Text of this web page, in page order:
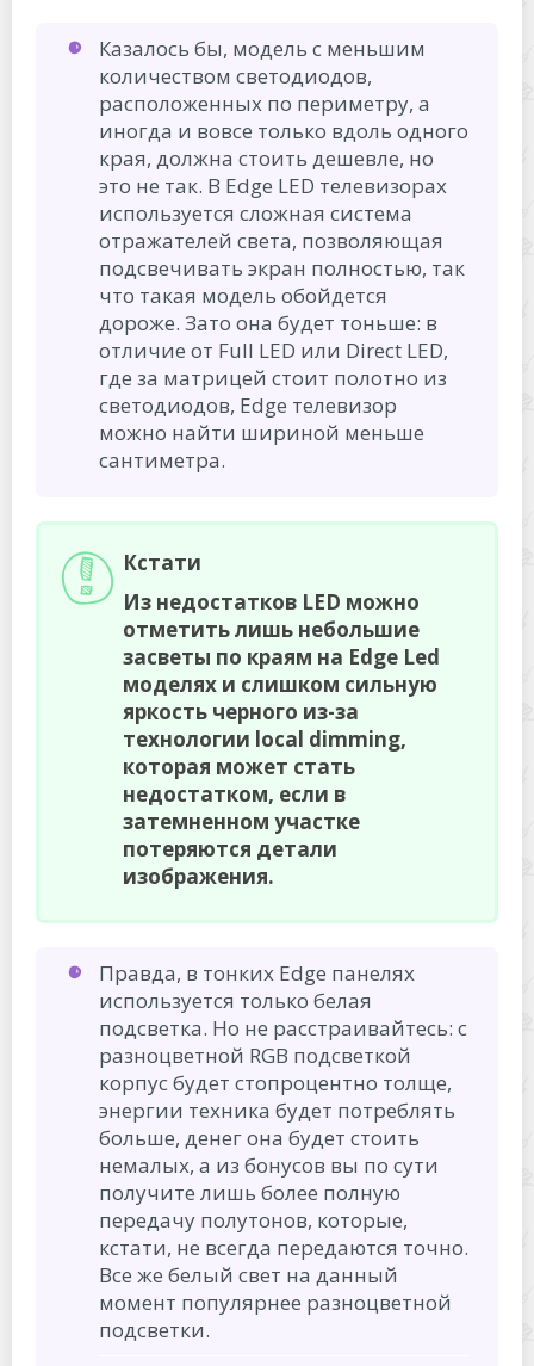
Казалось бы, модель с меньшим
количеством светодиодов,
расположенных по периметру, а
иногда и вовсе только вдоль одного
края, должна стоить дешевле, но
это не так. В Edge LED телевизорах
используется сложная система
отражателей света, позволяющая
подсвечивать экран полностью, так
что такая модель обойдется
дороже. Зато она будет тоньше: в
отличие от Full LED или Direct LED,
где за матрицей стоит полотно из
светодиодов, Edge телевизор
можно найти шириной меньше
сантиметра.
Кстати
Из недостатков LED можно
отметить лишь небольшие
засветы по краям на Edge Led
моделях и слишком сильную
яркость черного из-за
технологии local dimming,
которая может стать
недостатком, если в
затемненном участке
потеряются детали
изображения.
Правда, в тонких Edge панелях
используется только белая
подсветка. Но не расстраивайтесь: с
разноцветной RGB подсветкой
корпус будет стопроцентно толще,
энергии техника будет потреблять
больше, денег она будет стоить
немалых, а из бонусов вы по сути
получите лишь более полную
передачу полутонов, которые,
кстати, не всегда передаются точно.
Все же белый свет на данный
момент популярнее разноцветной
подсветки.